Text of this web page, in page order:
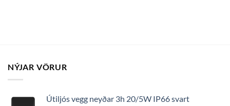
NÝJAR VÖRUR
Útiljós vegg neyðar 3h 20/5W IP66 svart